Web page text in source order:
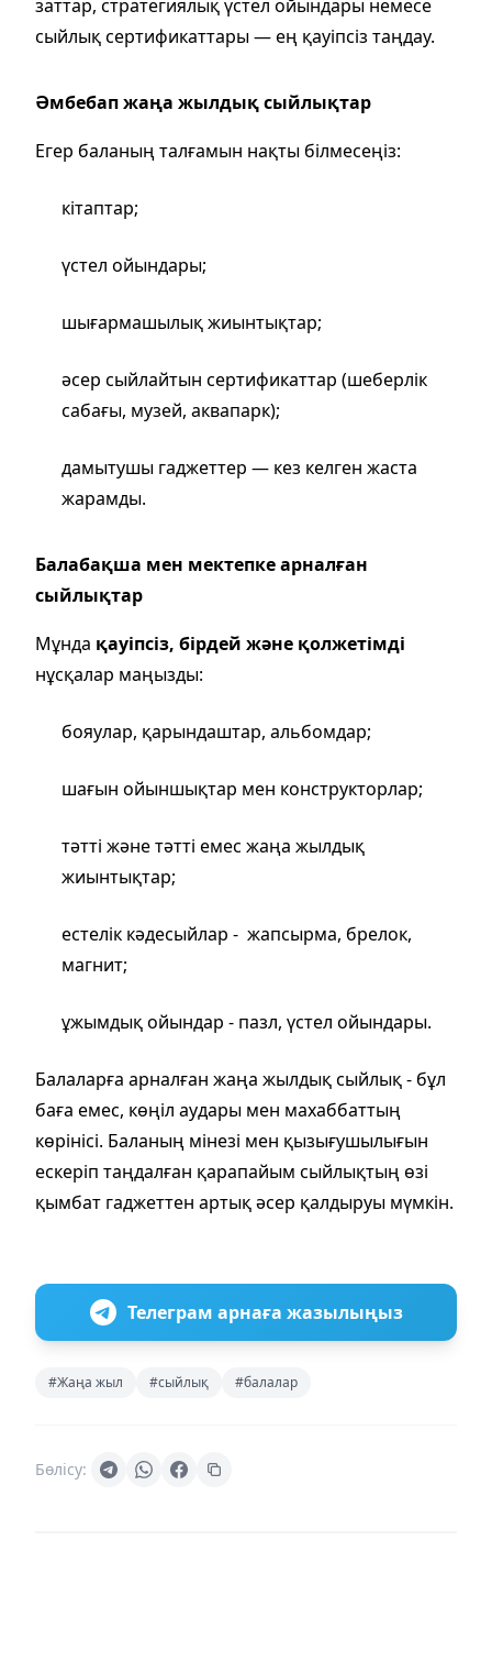
заттар, стратегиялық үстел ойындары немесе
сыйлық сертификаттары — ең қауіпсіз таңдау.
Әмбебап жаңа жылдық сыйлықтар
Егер баланың талғамын нақты білмесеңіз:
кітаптар;
үстел ойындары;
шығармашылық жиынтықтар;
әсер сыйлайтын сертификаттар (шеберлік
сабағы, музей, аквапарк);
дамытушы гаджеттер — кез келген жаста
жарамды.
Балабақша мен мектепке арналған
сыйлықтар
Мұнда қауіпсіз, бірдей және қолжетімді
нұсқалар маңызды:
бояулар, қарындаштар, альбомдар;
шағын ойыншықтар мен конструкторлар;
тәтті және тәтті емес жаңа жылдық
жиынтықтар;
естелік кәдесыйлар - жапсырма, брелок,
магнит;
ұжымдық ойындар - пазл, үстел ойындары.
Балаларға арналған жаңа жылдық сыйлық - бұл
баға емес, көңіл аудары мен махаббаттың
көрінісі. Баланың мінезі мен қызығушылығын
ескеріп таңдалған қарапайым сыйлықтың өзі
қымбат гаджеттен артық әсер қалдыруы мүмкін.
Телеграм арнаға жазылыңыз
#Жаңа жыл #сыйлық #балалар
Бөлісу: